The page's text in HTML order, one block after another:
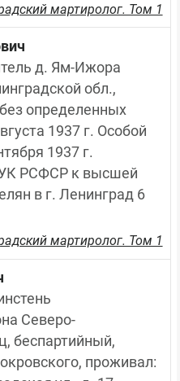
мартиролог. Том 1
д. Ям-Ижора
обл.,
определенных
1937 г. Особой
1937 г.
УК РСФСР к высшей
в г. Ленинград 6
мартиролог. Том 1
Северо-
беспартийный,
проживал: